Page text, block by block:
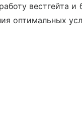
вестгейта и
оптимальных